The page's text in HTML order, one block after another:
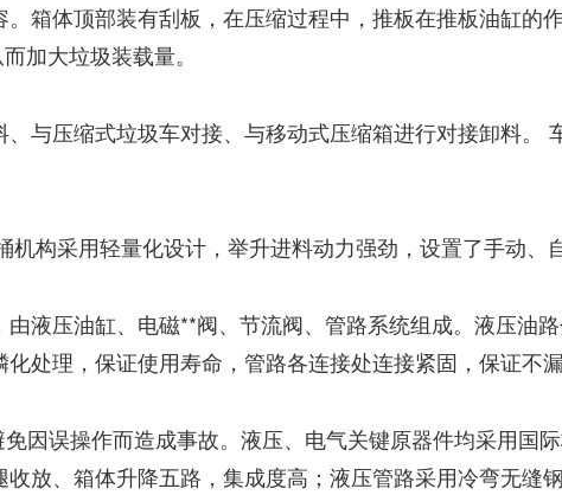
箱体顶部装有刮板，在压缩过程中，推板在推板油缸的
加大垃圾装载量。
与压缩式垃圾车对接、与移动式压缩箱进行对接卸料。
构采用轻量化设计，举升进料动力强劲，设置了手动、
液压油缸、电磁**阀、节流阀、管路系统组成。液压油
处理，保证使用寿命，管路各连接处连接紧固，保证不漏
因误操作而造成事故。液压、电气关键原器件均采用国
放、箱体升降五路，集成度高；液压管路采用冷弯无缝钢